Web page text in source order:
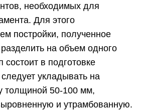
необходимых для
Для этого
постройки, полученное
на объем одного
состоит в подготовке
укладывать на
толщиной 50-100 мм,
и утрамбованную.